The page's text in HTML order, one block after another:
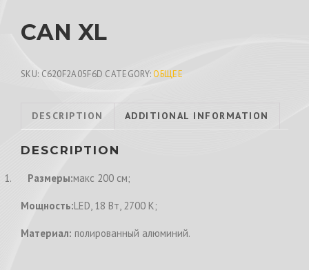
CAN XL
SKU: C620F2A05F6D CATEGORY:ОБЩЕЕ
DESCRIPTION ADDITIONAL INFORMATION
DESCRIPTION
1. Размеры:макс 200 см;
Мощность:LED, 18 Вт, 2700 K;
Материал: полированный алюминий.